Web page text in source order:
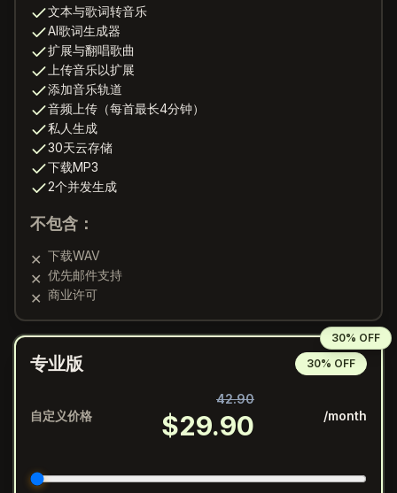
30% OFF
专业版 30% OFF
自定义价格
42.90
$29.90 /month
文本与歌词转音乐
AI歌词生成器
扩展与翻唱歌曲
上传音乐以扩展
添加音乐轨道
音频上传（每首最长4分钟）
私人生成
30天云存储
下载MP3
2个并发生成
不包含：
✕ 下载WAV
✕ 优先邮件支持
✕ 商业许可